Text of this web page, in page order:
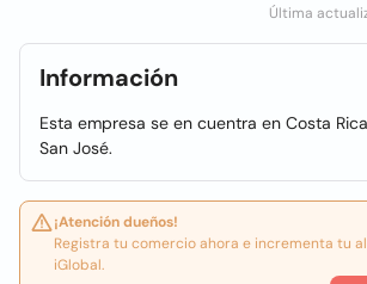
Última
Información
Esta empresa se en cuentra en Costa
San José.
¡Atención dueños!
Registra tu comercio ahora e incrementa tu
iGlobal.